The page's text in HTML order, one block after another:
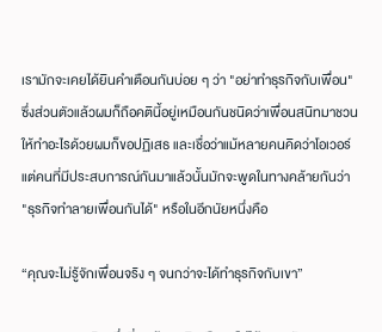
เรามักจะเคยได้ยินคำเตือนกันบ่อย ๆ ว่า "อย่าทำธุรกิจกับเพื่อน"
ซึ่งส่วนตัวแล้วผมก็ถือคตินี้อยู่เหมือนกันชนิดว่าเพื่อนสนิทมาชวน
ให้ทำอะไรด้วยผมก็ขอปฏิเสธ และเชื่อว่าแม้หลายคนคิดว่าโอเวอร์
แต่คนที่มีประสบการณ์กันมาแล้วนั้นมักจะพูดในทางคล้ายกันว่า
"ธุรกิจทำลายเพื่อนกันได้" หรือในอีกนัยหนึ่งคือ
“คุณจะไม่รู้จักเพื่อนจริง ๆ จนกว่าจะได้ทำธุรกิจกับเขา”